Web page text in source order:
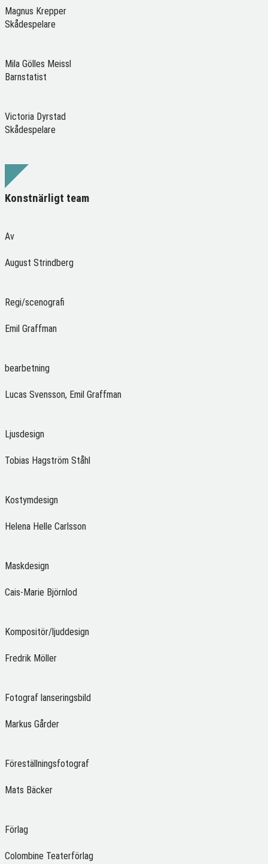
Magnus Krepper
Skådespelare
Mila Gölles Meissl
Barnstatist
Victoria Dyrstad
Skådespelare
Konstnärligt team
Av
August Strindberg
Regi/scenografi
Emil Graffman
bearbetning
Lucas Svensson, Emil Graffman
Ljusdesign
Tobias Hagström Ståhl
Kostymdesign
Helena Helle Carlsson
Maskdesign
Cais-Marie Björnlod
Kompositör/ljuddesign
Fredrik Möller
Fotograf lanseringsbild
Markus Gårder
Föreställningsfotograf
Mats Bäcker
Förlag
Colombine Teaterförlag